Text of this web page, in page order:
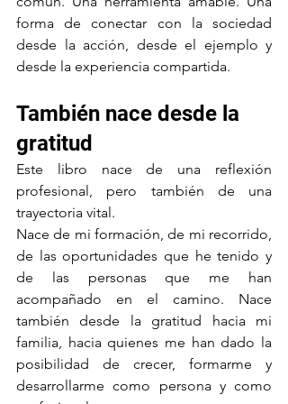
forma de conectar con la sociedad
desde la acción, desde el ejemplo y
desde la experiencia compartida.
También nace desde la
gratitud
Este libro nace de una reflexión
profesional, pero también de una
trayectoria vital.
Nace de mi formación, de mi recorrido,
de las oportunidades que he tenido y
de las personas que me han
acompañado en el camino. Nace
también desde la gratitud hacia mi
familia, hacia quienes me han dado la
posibilidad de crecer, formarme y
desarrollarme como persona y como